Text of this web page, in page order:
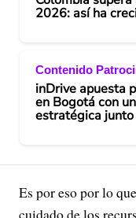
2026: así ha
Contenido
inDrive apuesta
en Bogotá con
estratégica junto
Es por eso por lo